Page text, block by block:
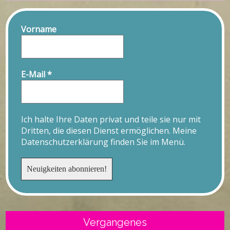
Vorname
E-Mail*
Ich halte Ihre Daten privat und teile sie nur mit
Dritten, die diesen Dienst ermöglichen. Meine
Datenschutzerklärung finden Sie im Menü.
Vergangenes